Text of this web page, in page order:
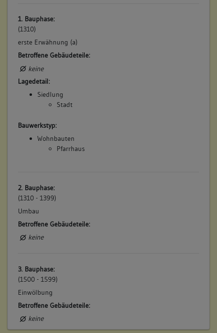
1. Bauphase:
(1310)
erste Erwähnung (a)
Betroffene Gebäudeteile:
keine
Lagedetail:
Siedlung
Stadt
Bauwerkstyp:
Wohnbauten
Pfarrhaus
2. Bauphase:
(1310 - 1399)
Umbau
Betroffene Gebäudeteile:
keine
3. Bauphase:
(1500 - 1599)
Einwölbung
Betroffene Gebäudeteile:
keine